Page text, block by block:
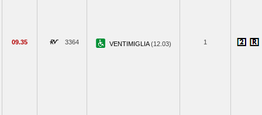
09.35 3364 VENTIMIGLIA(12.03) 1